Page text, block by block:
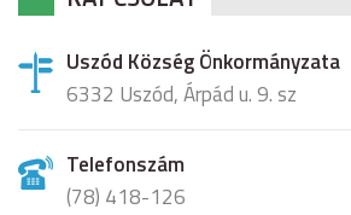
Uszód Község Önkormányzata
6332 Uszód, Árpád u. 9. sz
Telefonszám
(78) 418-126